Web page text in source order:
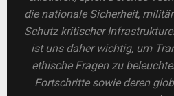
die nationale Sicherheit,
Schutz kritischer
ist uns daher wichtig, um
ethische Fragen zu
Fortschritte sowie deren